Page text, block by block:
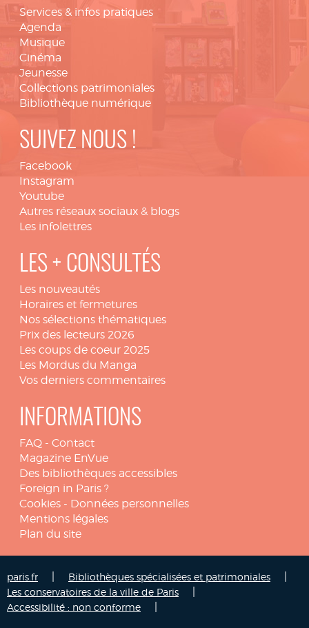
Services & infos pratiques
Agenda
Musique
Cinéma
Jeunesse
Collections patrimoniales
Bibliothèque numérique
SUIVEZ NOUS !
Facebook
Instagram
Youtube
Autres réseaux sociaux & blogs
Les infolettres
LES + CONSULTÉS
Les nouveautés
Horaires et fermetures
Nos sélections thématiques
Prix des lecteurs 2026
Les coups de coeur 2025
Les Mordus du Manga
Vos derniers commentaires
INFORMATIONS
FAQ - Contact
Magazine EnVue
Des bibliothèques accessibles
Foreign in Paris ?
Cookies - Données personnelles
Mentions légales
Plan du site
paris.fr Bibliothèques spécialisées et patrimoniales
Les conservatoires de la ville de Paris
Accessibilité : non conforme